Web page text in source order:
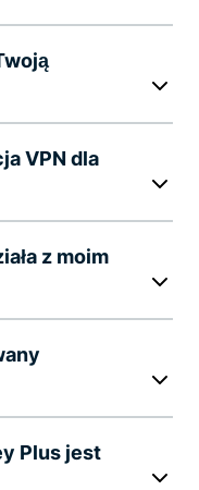
VPN dla
z moim
Plus jest